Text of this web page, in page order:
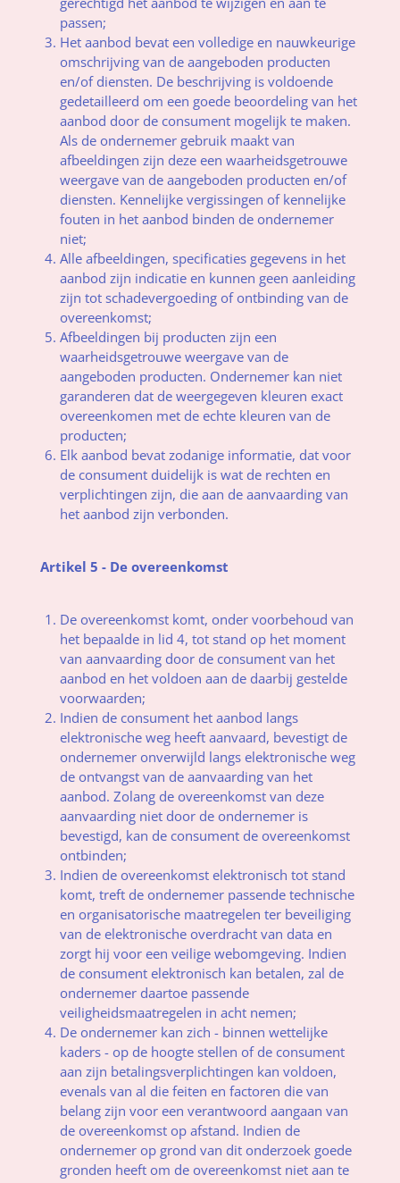
passen;
Het aanbod bevat een volledige en nauwkeurige
omschrijving van de aangeboden producten
en/of diensten. De beschrijving is voldoende
gedetailleerd om een goede beoordeling van het
aanbod door de consument mogelijk te maken.
Als de ondernemer gebruik maakt van
afbeeldingen zijn deze een waarheidsgetrouwe
weergave van de aangeboden producten en/of
diensten. Kennelijke vergissingen of kennelijke
fouten in het aanbod binden de ondernemer
niet;
Alle afbeeldingen, specificaties gegevens in het
aanbod zijn indicatie en kunnen geen aanleiding
zijn tot schadevergoeding of ontbinding van de
overeenkomst;
Afbeeldingen bij producten zijn een
waarheidsgetrouwe weergave van de
aangeboden producten. Ondernemer kan niet
garanderen dat de weergegeven kleuren exact
overeenkomen met de echte kleuren van de
producten;
Elk aanbod bevat zodanige informatie, dat voor
de consument duidelijk is wat de rechten en
verplichtingen zijn, die aan de aanvaarding van
het aanbod zijn verbonden.
Artikel 5 - De overeenkomst
De overeenkomst komt, onder voorbehoud van
het bepaalde in lid 4, tot stand op het moment
van aanvaarding door de consument van het
aanbod en het voldoen aan de daarbij gestelde
voorwaarden;
Indien de consument het aanbod langs
elektronische weg heeft aanvaard, bevestigt de
ondernemer onverwijld langs elektronische weg
de ontvangst van de aanvaarding van het
aanbod. Zolang de overeenkomst van deze
aanvaarding niet door de ondernemer is
bevestigd, kan de consument de overeenkomst
ontbinden;
Indien de overeenkomst elektronisch tot stand
komt, treft de ondernemer passende technische
en organisatorische maatregelen ter beveiliging
van de elektronische overdracht van data en
zorgt hij voor een veilige webomgeving. Indien
de consument elektronisch kan betalen, zal de
ondernemer daartoe passende
veiligheidsmaatregelen in acht nemen;
De ondernemer kan zich - binnen wettelijke
kaders - op de hoogte stellen of de consument
aan zijn betalingsverplichtingen kan voldoen,
evenals van al die feiten en factoren die van
belang zijn voor een verantwoord aangaan van
de overeenkomst op afstand. Indien de
ondernemer op grond van dit onderzoek goede
gronden heeft om de overeenkomst niet aan te